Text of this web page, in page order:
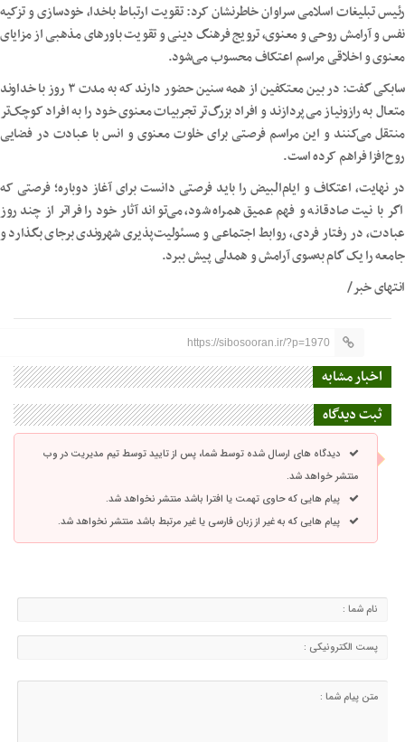
رئیس تبلیغات اسلامی سراوان خاطرنشان کرد: تقویت ارتباط باخدا، خودسازی و تزکیه
نفس و آرامش روحی و معنوی، ترویج فرهنگ دینی و تقویت باورهای مذهبی از مزایای
معنوی و اخلاقی مراسم اعتکاف محسوب می‌شود.
سابکی گفت: در بین معتکفین از همه سنین حضور دارند که به مدت ۳ روز با خداوند
متعال به رازونیاز می‌پردازند و افراد بزرگ‌تر تجربیات معنوی خود را به افراد کوچک‌تر
منتقل می‌کنند و این مراسم فرصتی برای خلوت معنوی و انس با عبادت در فضایی
روح‌افزا فراهم کرده است.
در نهایت، اعتکاف و ایام‌البیض را باید فرصتی دانست برای آغاز دوباره؛ فرصتی که
اگر با نیت صادقانه و فهم عمیق همراه شود، می‌تواند آثار خود را فراتر از چند روز
عبادت، در رفتار فردی، روابط اجتماعی و مسئولیت‌پذیری شهروندی برجای بگذارد و
جامعه را یک گام به‌سوی آرامش و همدلی پیش ببرد.
انتهای خبر/
https://sibosooran.ir/?p=1970
اخبار مشابه
ثبت دیدگاه
دیدگاه های ارسال شده توسط شما، پس از تایید توسط تیم مدیریت در وب
منتشر خواهد شد.
پیام هایی که حاوی تهمت یا افترا باشد منتشر نخواهد شد.
پیام هایی که به غیر از زبان فارسی یا غیر مرتبط باشد منتشر نخواهد شد.